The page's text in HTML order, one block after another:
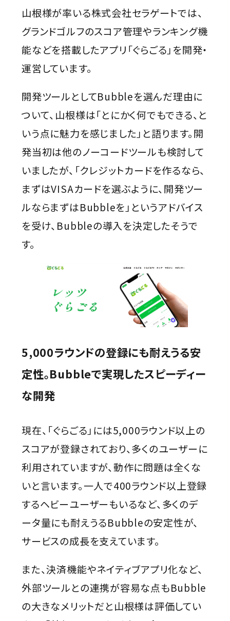
山根様が率いる株式会社セラゲートでは、
グランドゴルフのスコア管理やランキング機
能などを搭載したアプリ「ぐらごる」を開発・
運営しています。
開発ツールとしてBubbleを選んだ理由に
ついて、山根様は「とにかく何でもできる、と
いう点に魅力を感じました」と語ります。開
発当初は他のノーコードツールも検討して
いましたが、「クレジットカードを作るなら、
まずはVISAカードを選ぶように、開発ツー
ルならまずはBubbleを」というアドバイス
を受け、Bubbleの導入を決定したそうで
す。
5,000ラウンドの登録にも耐えうる安
定性。Bubbleで実現したスピーディー
な開発
現在、「ぐらごる」には5,000ラウンド以上の
スコアが登録されており、多くのユーザーに
利用されていますが、動作に問題は全くな
いと言います。一人で400ラウンド以上登録
するヘビーユーザーもいるなど、多くのデ
ータ量にも耐えうるBubbleの安定性が、
サービスの成長を支えています。
また、決済機能やネイティブアプリ化など、
外部ツールとの連携が容易な点もBubble
の大きなメリットだと山根様は評価してい